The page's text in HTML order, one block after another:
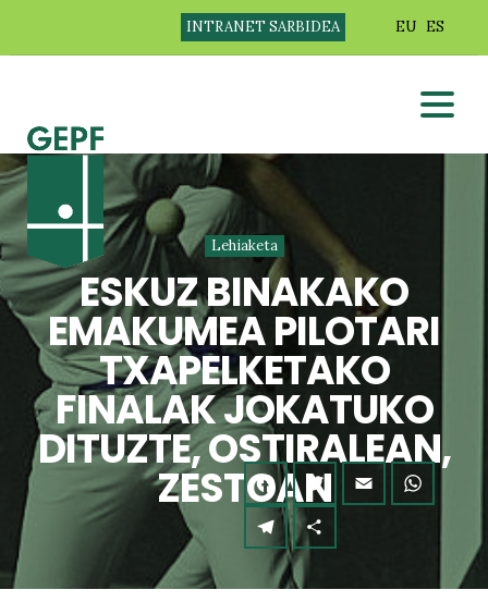
INTRANET SARBIDEA EU ES
Lehiaketa
ESKUZ BINAKAKO
EMAKUMEA PILOTARI
TXAPELKETAKO
FINALAK JOKATUKO
DITUZTE, OSTIRALEAN,
ZESTOAN